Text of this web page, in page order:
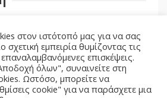
στον ιστότοπό μας για να σας
εμπειρία θυμίζοντας τις
επισκέψεις.
όλων", συναινείτε στη
Ωστόσο, μπορείτε να
cookie" για να παράσχετε μια